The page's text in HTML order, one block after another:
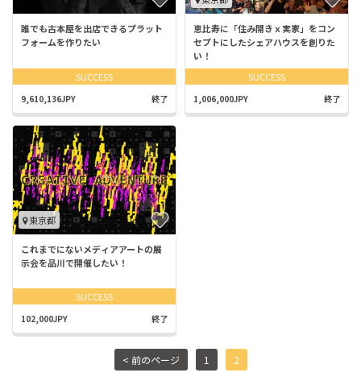
誰でも古本屋を出店できるプラット
フォームを作りたい
SUCCESS
9,610,136JPY 終了
恵比寿に「住み開きｘ実家」をコン
セプトにしたシェアハウスを創りた
い！
SUCCESS
1,006,000JPY 終了
東京都
これまでにないメディアアートの展
示会を品川で開催したい！
SUCCESS
102,000JPY 終了
< 前のページ 1 2